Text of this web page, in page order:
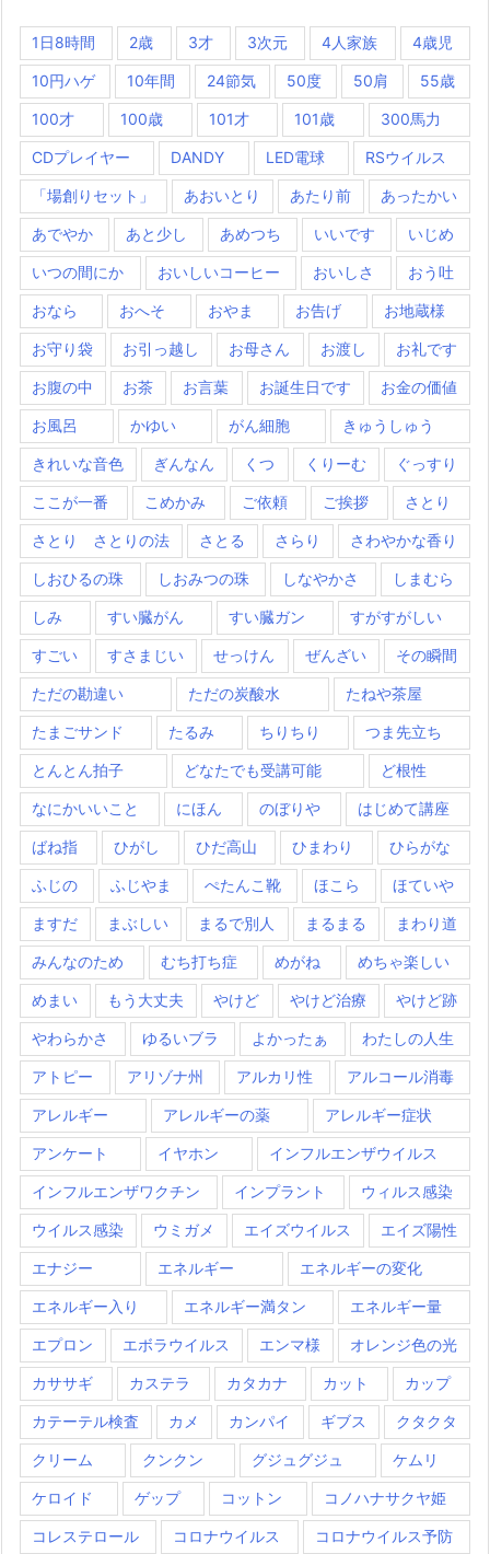
1日8時間 2歳 3才 3次元 4人家族 4歳児
10円ハゲ 10年間 24節気 50度 50肩 55歳
100才 100歳 101才 101歳 300馬力
CDプレイヤー DANDY LED電球 RSウイルス
「場創りセット」 あおいとり あたり前 あったかい
あでやか あと少し あめつち いいです いじめ
いつの間にか おいしいコーヒー おいしさ おう吐
おなら おへそ おやま お告げ お地蔵様
お守り袋 お引っ越し お母さん お渡し お礼です
お腹の中 お茶 お言葉 お誕生日です お金の価値
お風呂 かゆい がん細胞 きゅうしゅう
きれいな音色 ぎんなん くつ くりーむ ぐっすり
ここが一番 こめかみ ご依頼 ご挨拶 さとり
さとり さとりの法 さとる さらり さわやかな香り
しおひるの珠 しおみつの珠 しなやかさ しまむら
しみ すい臓がん すい臓ガン すがすがしい
すごい すさまじい せっけん ぜんざい その瞬間
ただの勘違い ただの炭酸水 たねや茶屋
たまごサンド たるみ ちりちり つま先立ち
とんとん拍子 どなたでも受講可能 ど根性
なにかいいこと にほん のぼりや はじめて講座
ばね指 ひがし ひだ高山 ひまわり ひらがな
ふじの ふじやま ぺたんこ靴 ほこら ほていや
ますだ まぶしい まるで別人 まるまる まわり道
みんなのため むち打ち症 めがね めちゃ楽しい
めまい もう大丈夫 やけど やけど治療 やけど跡
やわらかさ ゆるいブラ よかったぁ わたしの人生
アトピー アリゾナ州 アルカリ性 アルコール消毒
アレルギー アレルギーの薬 アレルギー症状
アンケート イヤホン インフルエンザウイルス
インフルエンザワクチン インプラント ウィルス感染
ウイルス感染 ウミガメ エイズウイルス エイズ陽性
エナジー エネルギー エネルギーの変化
エネルギー入り エネルギー満タン エネルギー量
エプロン エボラウイルス エンマ様 オレンジ色の光
カササギ カステラ カタカナ カット カップ
カテーテル検査 カメ カンパイ ギブス クタクタ
クリーム クンクン グジュグジュ ケムリ
ケロイド ゲップ コットン コノハナサクヤ姫
コレステロール コロナウイルス コロナウイルス予防